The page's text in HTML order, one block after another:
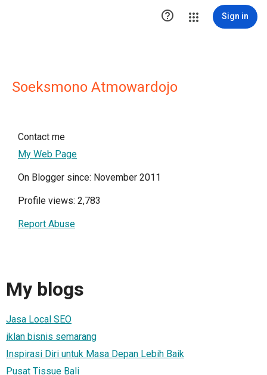
 Sign in
Soeksmono Atmowardojo
Contact me
My Web Page
On Blogger since: November 2011
Profile views: 2,783
Report Abuse
My blogs
Jasa Local SEO
iklan bisnis semarang
Inspirasi Diri untuk Masa Depan Lebih Baik
Pusat Tissue Bali